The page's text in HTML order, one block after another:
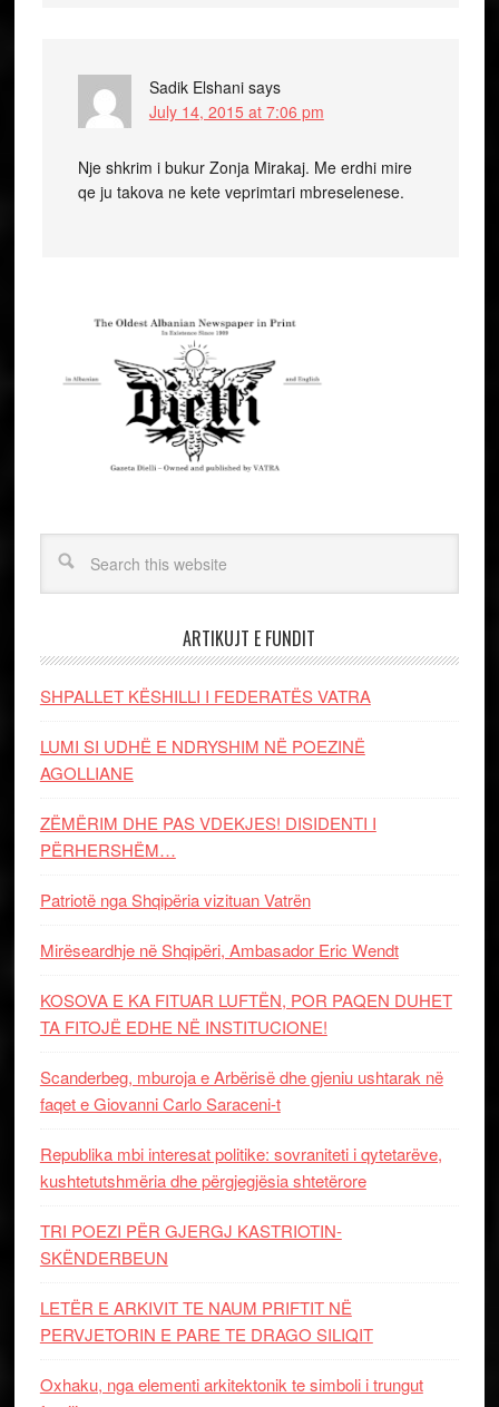
Sadik Elshani says
July 14, 2015 at 7:06 pm
Nje shkrim i bukur Zonja Mirakaj. Me erdhi mire
qe ju takova ne kete veprimtari mbreselenese.
ARTIKUJT E FUNDIT
SHPALLET KËSHILLI I FEDERATËS VATRA
LUMI SI UDHË E NDRYSHIM NË POEZINË
AGOLLIANE
ZËMËRIM DHE PAS VDEKJES! DISIDENTI I
PËRHERSHËM…
Patriotë nga Shqipëria vizituan Vatrën
Mirëseardhje në Shqipëri, Ambasador Eric Wendt
KOSOVA E KA FITUAR LUFTËN, POR PAQEN DUHET
TA FITOJË EDHE NË INSTITUCIONE!
Scanderbeg, mburoja e Arbërisë dhe gjeniu ushtarak në
faqet e Giovanni Carlo Saraceni-t
Republika mbi interesat politike: sovraniteti i qytetarëve,
kushtetutshmëria dhe përgjegjësia shtetërore
TRI POEZI PËR GJERGJ KASTRIOTIN-
SKËNDERBEUN
LETËR E ARKIVIT TE NAUM PRIFTIT NË
PERVJETORIN E PARE TE DRAGO SILIQIT
Oxhaku, nga elementi arkitektonik te simboli i trungut